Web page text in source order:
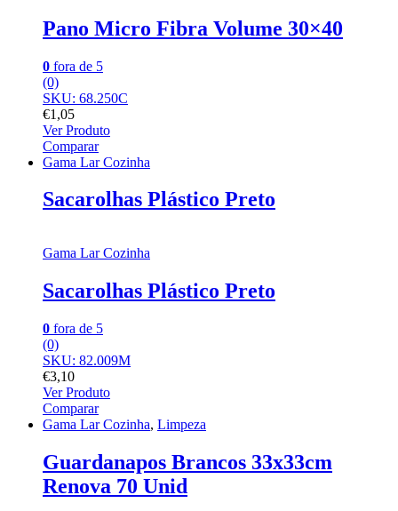
Pano Micro Fibra Volume 30×40
0 fora de 5
(0)
SKU: 68.250C
€1,05
Ver Produto
Comparar
Gama Lar Cozinha
Sacarolhas Plástico Preto
Gama Lar Cozinha
Sacarolhas Plástico Preto
0 fora de 5
(0)
SKU: 82.009M
€3,10
Ver Produto
Comparar
Gama Lar Cozinha, Limpeza
Guardanapos Brancos 33x33cm
Renova 70 Unid